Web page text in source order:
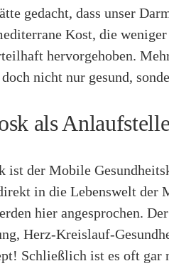
gedacht, dass unser
Kost, die
hervorgehoben.
nicht nur gesund,
als Anlaufstelle
der Mobile
in die Lebenswelt der
hier angesprochen.
Herz-Kreislauf-
Schließlich ist es oft gar